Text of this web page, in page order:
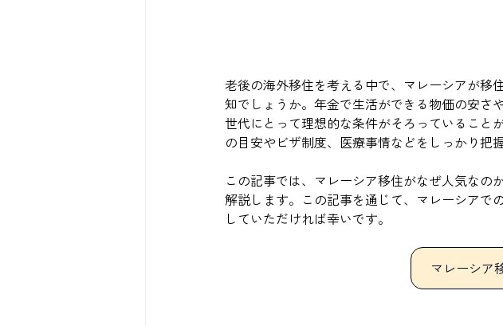
老後の海外移住を考える中で、マレーシアが移
知でしょうか。年金で生活ができる物価の安さ
世代にとって理想的な条件がそろっていること
の目安やビザ制度、医療事情などをしっかり把
この記事では、マレーシア移住がなぜ人気な
解説します。この記事を通じて、マレーシアで
していただければ幸いです。
マレーシア